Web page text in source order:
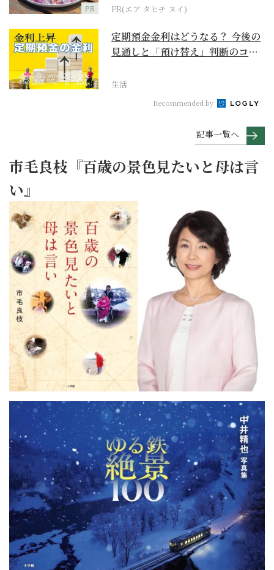
PR PR(エア タヒチ ヌイ)
定期預金金利はどうなる？ 今後の
見通しと「預け替え」判断のコツ
生活
Recommended by
記事一覧へ
市毛良枝『百歳の景色見たいと母は言
い』